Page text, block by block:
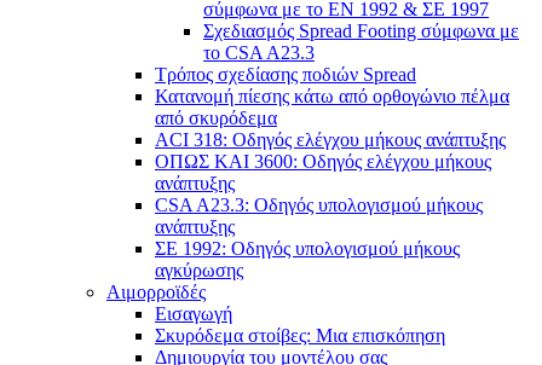
σύμφωνα με το ΕΝ 1992 & ΣΕ 1997
Σχεδιασμός Spread Footing σύμφωνα με
το CSA A23.3
Τρόπος σχεδίασης ποδιών Spread
Κατανομή πίεσης κάτω από ορθογώνιο πέλμα
από σκυρόδεμα
ACI 318: Οδηγός ελέγχου μήκους ανάπτυξης
ΟΠΩΣ ΚΑΙ 3600: Οδηγός ελέγχου μήκους
ανάπτυξης
CSA A23.3: Οδηγός υπολογισμού μήκους
ανάπτυξης
ΣΕ 1992: Οδηγός υπολογισμού μήκους
αγκύρωσης
Αιμορροϊδές
Εισαγωγή
Σκυρόδεμα στοίβες: Μια επισκόπηση
Δημιουργία του μοντέλου σας